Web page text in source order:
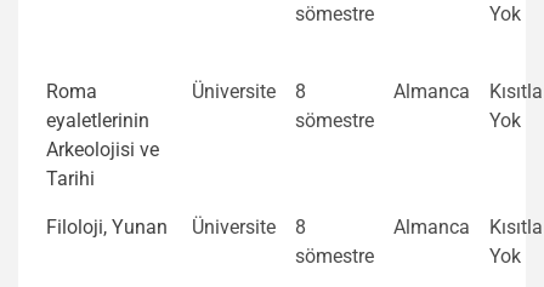
sömestre
Yok
Roma
eyaletlerinin
Arkeolojisi ve
Tarihi
Üniversite
8
sömestre
Almanca
Yok
Filoloji, Yunan Üniversite
8
sömestre
Almanca
Yok